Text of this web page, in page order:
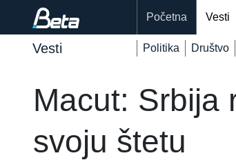
Početna Vesti
Vesti Politika Društvo
Macut: Srbija
svoju štetu